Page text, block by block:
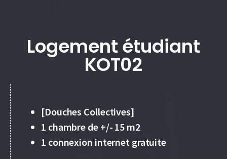
Logement étudiant
KOT02
[Douches Collectives]
1 chambre de +/- 15 m2
1 connexion internet gratuite